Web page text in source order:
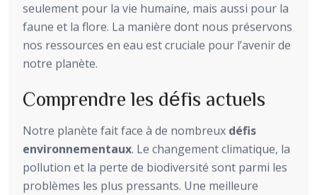
seulement pour la vie humaine, mais aussi pour la
faune et la flore. La manière dont nous préservons
nos ressources en eau est cruciale pour l’avenir de
notre planète.
Comprendre les défis actuels
Notre planète fait face à de nombreux défis
environnementaux. Le changement climatique, la
pollution et la perte de biodiversité sont parmi les
problèmes les plus pressants. Une meilleure